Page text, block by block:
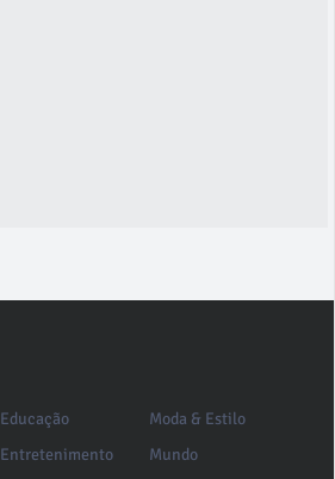
Educação
Entretenimento
Moda & Estilo
Mundo